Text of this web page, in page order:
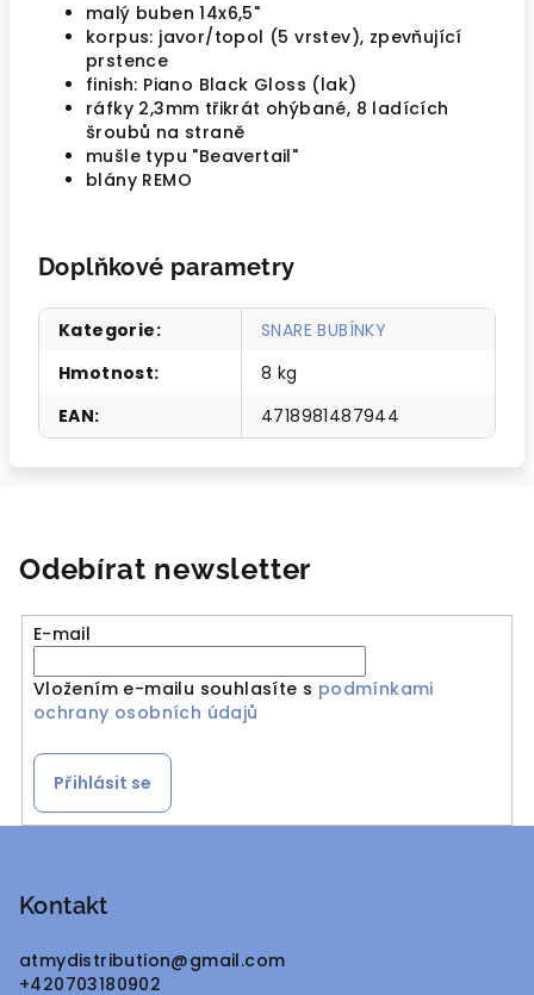
malý buben 14x6,5"
korpus: javor/topol (5 vrstev), zpevňující
prstence
finish: Piano Black Gloss (lak)
ráfky 2,3mm třikrát ohýbané, 8 ladících
šroubů na straně
mušle typu "Beavertail"
blány REMO
Doplňkové parametry
Kategorie:
SNARE BUBÍNKY
Hmotnost:
8 kg
EAN: 4718981487944
Odebírat newsletter
E-mail
Vložením e-mailu souhlasíte s podmínkami
ochrany osobních údajů
Přihlásit se
Kontakt
atmydistribution@gmail.com
+420703180902